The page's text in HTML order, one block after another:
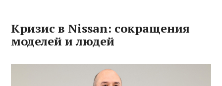
Кризис в Nissan: сокращения
моделей и людей